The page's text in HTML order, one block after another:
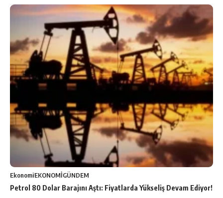
EkonomiEKONOMİGÜNDEM
Petrol 80 Dolar Barajını Aştı: Fiyatlarda Yükseliş Devam Ediyor!